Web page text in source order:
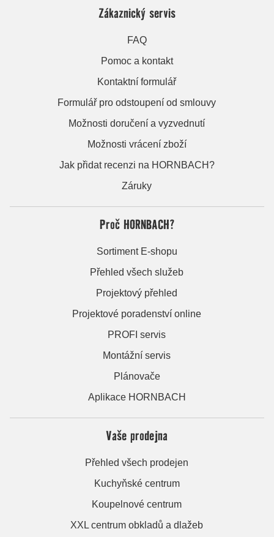
Zákaznický servis
FAQ
Pomoc a kontakt
Kontaktní formulář
Formulář pro odstoupení od smlouvy
Možnosti doručení a vyzvednutí
Možnosti vrácení zboží
Jak přidat recenzi na HORNBACH?
Záruky
Proč HORNBACH?
Sortiment E-shopu
Přehled všech služeb
Projektový přehled
Projektové poradenství online
PROFI servis
Montážní servis
Plánovače
Aplikace HORNBACH
Vaše prodejna
Přehled všech prodejen
Kuchyňské centrum
Koupelnové centrum
XXL centrum obkladů a dlažeb